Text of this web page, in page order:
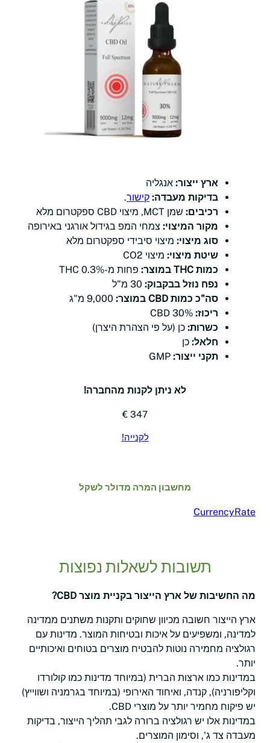
ארץ ייצור: אנגליה
בדיקות מעבדה: קישור.
רכיבים: שמן MCT, מיצוי CBD ספקטרום מלא
מקור המיצוי: צמחי המפ בגידול אורגני באירופה
סוג מיצוי: מיצוי סיבידי ספקטרום מלא
שיטת מיצוי: מיצוי CO2
כמות THC במוצר:
פחות מ-0.3% THC
נפח נוזל בבקבוק:
סה"כ כמות CBD במוצר:
ריכוז: 30% CBD
כשרות: כן (על פי הצהרת היצרן)
חלאל: כן
תקני ייצור:
לא ניתן לקנות מהחברה!
347 €
לקנייה!
מחשבון המרה מדולר לשקל
CurrencyRate
תשובות לשאלות נפוצות
מה החשיבות של ארץ הייצור בקניית מוצר CBD?
ארץ הייצור חשובה מכיוון שחוקים ותקנות משתנים ממדינה
למדינה, ומשפיעים על איכות ובטיחות המוצר. מדינות עם
רגולציה מחמירה נוטות להבטיח מוצרים בטוחים ואיכותיים
יותר.
במדינות כמו ארצות הברית (במיוחד מדינות כמו קולורדו
וקליפורניה), קנדה, ואיחוד האירופי (במיוחד בגרמניה ושווייץ)
יש פיקוח מחמיר יותר על מוצרי CBD.
במדינות אלו יש רגולציה ברורה לגבי תהליך הייצור, בדיקות
מעבדה צד ג', וסימון המוצרים.